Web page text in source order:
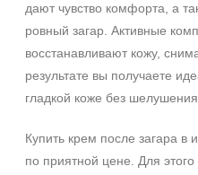
дают чувство комфорта, а
ровный загар. Активные
восстанавливают кожу,
результате вы получаете
гладкой коже без шелушения.
Купить крем после загара в
по приятной цене. Для
+7 (929)